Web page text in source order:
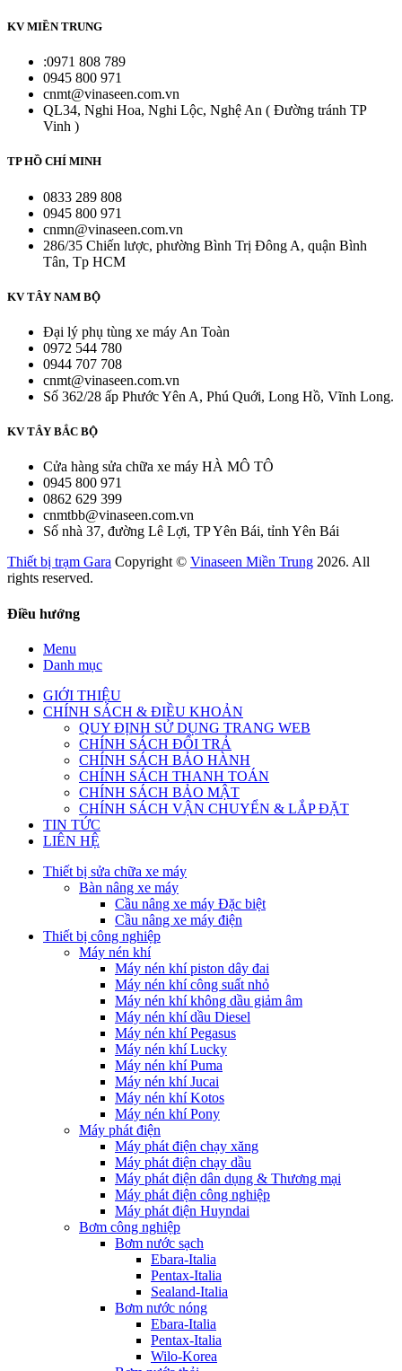
KV MIỀN TRUNG
:0971 808 789
0945 800 971
cnmt@vinaseen.com.vn
QL34, Nghi Hoa, Nghi Lộc, Nghệ An ( Đường tránh TP
Vinh )
TP HỒ CHÍ MINH
0833 289 808
0945 800 971
cnmn@vinaseen.com.vn
286/35 Chiến lược, phường Bình Trị Đông A, quận Bình
Tân, Tp HCM
KV TÂY NAM BỘ
Đại lý phụ tùng xe máy An Toàn
0972 544 780
0944 707 708
cnmt@vinaseen.com.vn
Số 362/28 ấp Phước Yên A, Phú Quới, Long Hồ, Vĩnh Long.
KV TÂY BẮC BỘ
Cửa hàng sửa chữa xe máy HÀ MÔ TÔ
0945 800 971
0862 629 399
cnmtbb@vinaseen.com.vn
Số nhà 37, đường Lê Lợi, TP Yên Bái, tỉnh Yên Bái
Thiết bị trạm Gara Copyright © Vinaseen Miền Trung 2026. All
rights reserved.
Điều hướng
Menu
Danh mục
GIỚI THIỆU
CHÍNH SÁCH & ĐIỀU KHOẢN
QUY ĐỊNH SỬ DỤNG TRANG WEB
CHÍNH SÁCH ĐỔI TRẢ
CHÍNH SÁCH BẢO HÀNH
CHÍNH SÁCH THANH TOÁN
CHÍNH SÁCH BẢO MẬT
CHÍNH SÁCH VẬN CHUYỂN & LẮP ĐẶT
TIN TỨC
LIÊN HỆ
Thiết bị sửa chữa xe máy
Bàn nâng xe máy
Cầu nâng xe máy Đặc biệt
Cầu nâng xe máy điện
Thiết bị công nghiệp
Máy nén khí
Máy nén khí piston dây đai
Máy nén khí công suất nhỏ
Máy nén khí không dầu giảm âm
Máy nén khí dầu Diesel
Máy nén khí Pegasus
Máy nén khí Lucky
Máy nén khí Puma
Máy nén khí Jucai
Máy nén khí Kotos
Máy nén khí Pony
Máy phát điện
Máy phát điện chạy xăng
Máy phát điện chạy dầu
Máy phát điện dân dụng & Thương mại
Máy phát điện công nghiệp
Máy phát điện Huyndai
Bơm công nghiệp
Bơm nước sạch
Ebara-Italia
Pentax-Italia
Sealand-Italia
Bơm nước nóng
Ebara-Italia
Pentax-Italia
Wilo-Korea